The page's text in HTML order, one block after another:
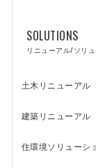
SOLUTIONS
リニューアル/ソリ
土木リニューアル
建築リニューアル
住環境ソリューシ